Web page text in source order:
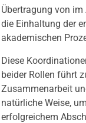
Übertragung von
die Einhaltung der
akademischen
Diese
beider Rollen führt
Zusammenarbeit
natürliche Weise,
erfolgreichem